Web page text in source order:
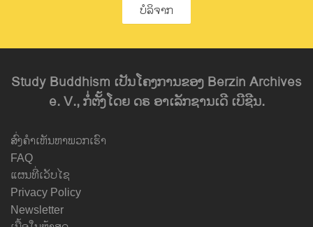
ບໍລິຈາກ
Study Buddhism ເປັນໂຄງການຂອງ Berzin Archives
e. V., ກໍ່ຕັ້ງໂດຍ ດຣ ອາເລັກຊານເດີ ເບີຊີນ.
ສົ່ງຄຳເຫັນຫາພວກເຮົາ
FAQ
ແຜນທີ່ເວັບໄຊ
Privacy Policy
Newsletter